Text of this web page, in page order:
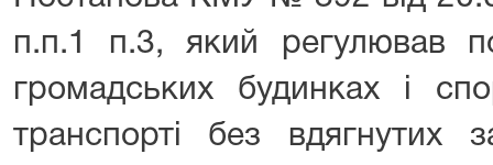
п.п.1 п.3, який регулював
громадських будинках і
транспорті без вдягнутих